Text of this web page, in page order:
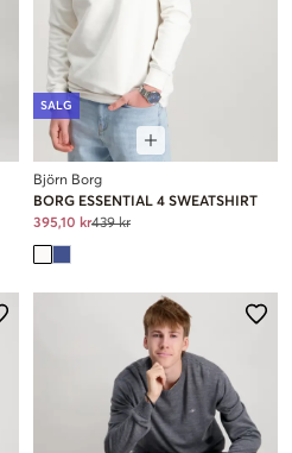
SALG
Björn Borg
BORG ESSENTIAL 4 SWEATSHIRT
395,10 kr439 kr